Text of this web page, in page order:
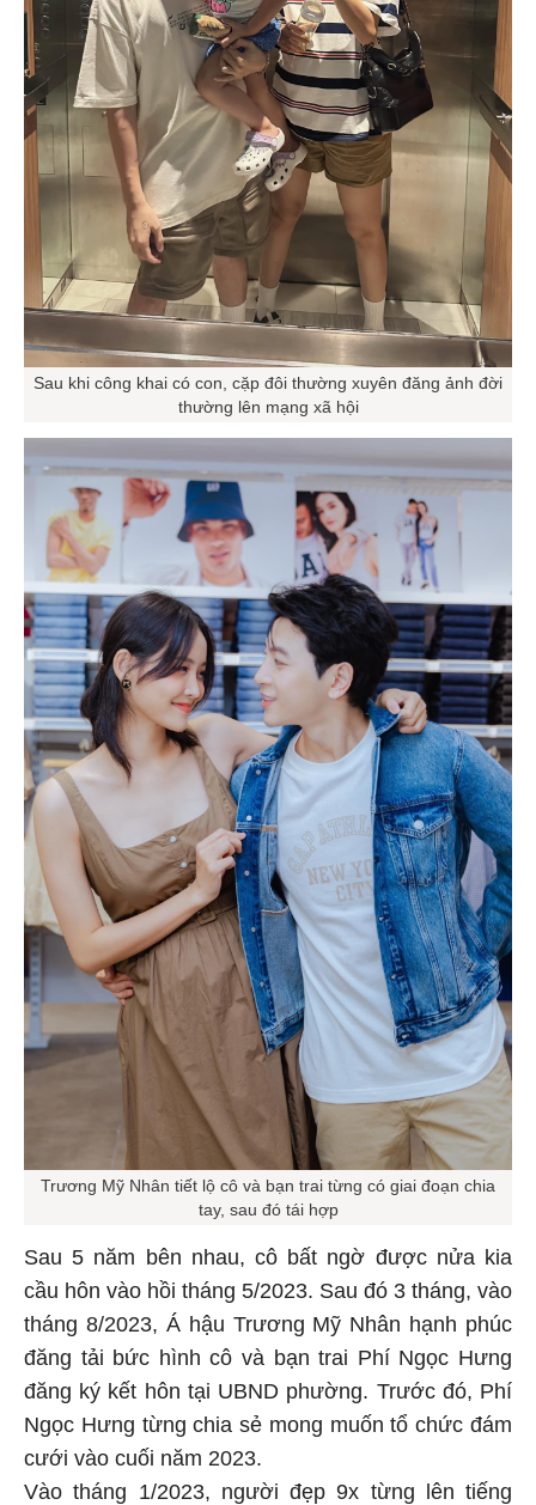
Sau khi công khai có con, cặp đôi thường xuyên đăng ảnh đời
thường lên mạng xã hội
Trương Mỹ Nhân tiết lộ cô và bạn trai từng có giai đoạn chia
tay, sau đó tái hợp
Sau 5 năm bên nhau, cô bất ngờ được nửa kia
cầu hôn vào hồi tháng 5/2023. Sau đó 3 tháng, vào
tháng 8/2023, Á hậu Trương Mỹ Nhân hạnh phúc
đăng tải bức hình cô và bạn trai Phí Ngọc Hưng
đăng ký kết hôn tại UBND phường. Trước đó, Phí
Ngọc Hưng từng chia sẻ mong muốn tổ chức đám
cưới vào cuối năm 2023.
Vào tháng 1/2023, người đẹp 9x từng lên tiếng